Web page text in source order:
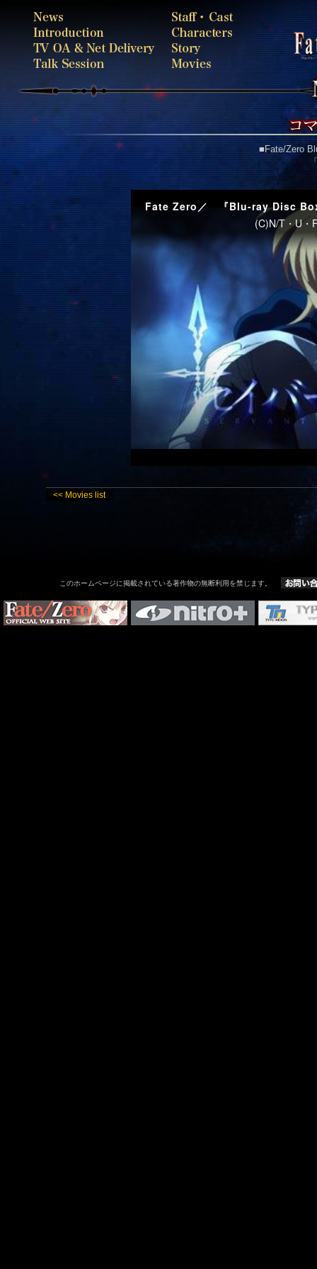
■Fate/Zero
Fate Zero／ 『Blu-ray Disc Box
(C)N/T・U・
<< Movies list
このホームページに掲載されている著作物の無断利用を禁じます。